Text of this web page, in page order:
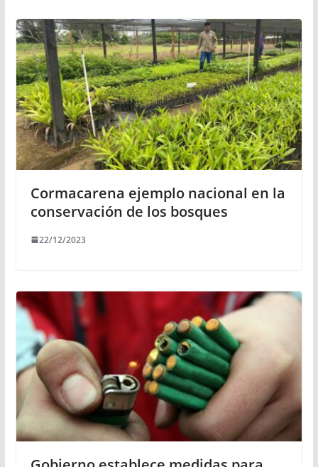
Cormacarena ejemplo nacional en la
conservación de los bosques
22/12/2023